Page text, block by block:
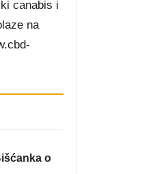
canabis i
na
o